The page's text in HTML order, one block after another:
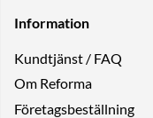
Information
Kundtjänst / FAQ
Om Reforma
Företagsbeställning